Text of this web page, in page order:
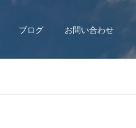
ブログ お問い合わせ